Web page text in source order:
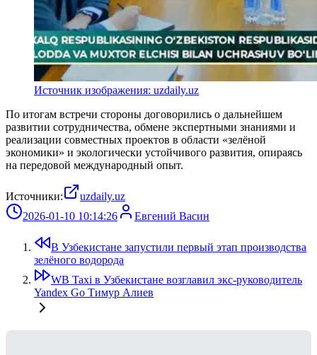
Источник изображения: uzdaily.uz
По итогам встречи стороны договорились о дальнейшем
развитии сотрудничества, обмене экспертными знаниями и
реализации совместных проектов в области «зелёной
экономики» и экологически устойчивого развития, опираясь
на передовой международный опыт.
Источники:
uzdaily.uz
2026-01-10 10:14:26
Евгений Васин
В Узбекистане запустили первый этап производства
зелёного водорода
WB Taxi в Узбекистане возглавил экс‑руководитель
Yandex Go Тимур Алиев